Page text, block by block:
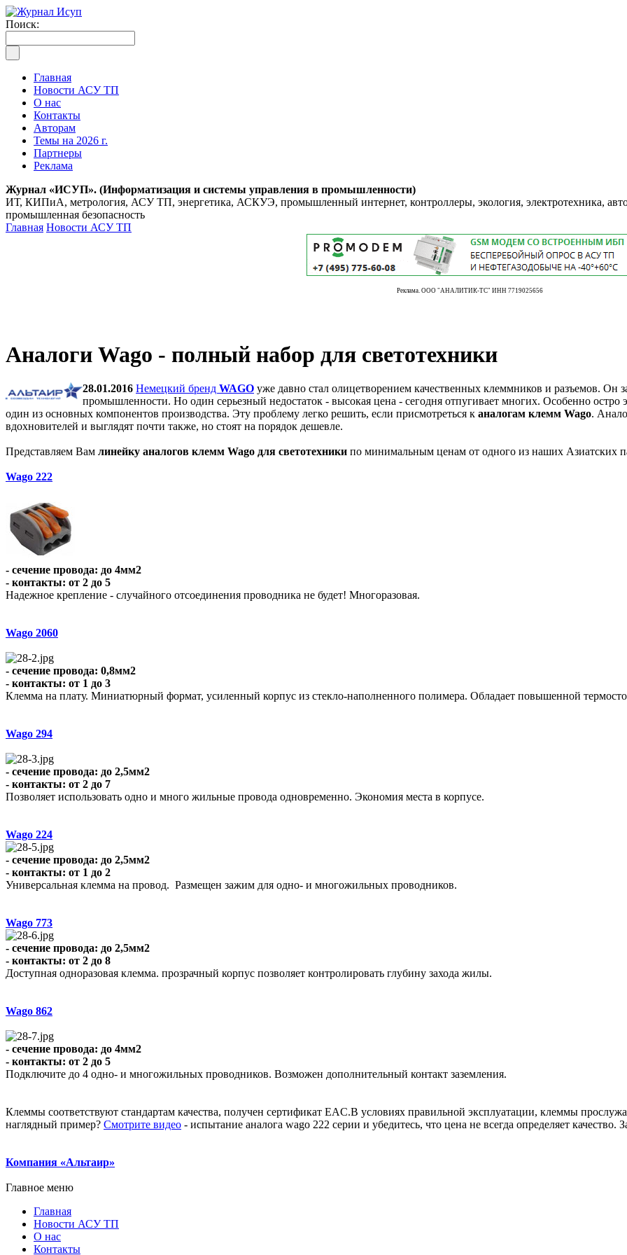
Поиск:
Главная
Новости АСУ ТП
О нас
Контакты
Авторам
Темы на 2026 г.
Партнеры
Реклама
Журнал «ИСУП». (Информатизация и системы управления в промышленности)
ИТ, КИПиА, метрология, АСУ ТП, энергетика, АСКУЭ, промышленный интернет, контроллеры, экология, электротехника,
промышленная безопасность
Главная Новости АСУ ТП
Реклама. ООО "АНАЛИТИК-ТС" ИНН 7719025656
Аналоги Wago - полный набор для cветотехники
28.01.2016 Немецкий бренд WAGO уже давно стал олицетворением качественных клеммников и разъемов. Он
промышленности. Но один серьезный недостаток - высокая цена - сегодня отпугивает многих. Особенно остро
один из основных компонентов производства. Эту проблему легко решить, если присмотреться к аналогам клемм Wago.
вдохновителей и выглядят почти также, но стоят на порядок дешевле.
Представляем Вам линейку аналогов клемм Wago для светотехники по минимальным ценам от одного из наших Азиатских
Wago 222
- сечение провода: до 4мм2
- контакты: от 2 до 5
Надежное крепление - случайного отсоединения проводника не будет! Многоразовая.
Wago 2060
- сечение провода: 0,8мм2
- контакты: от 1 до 3
Клемма на плату. Миниатюрный формат, усиленный корпус из стекло-наполненного полимера. Обладает повышенной
Wago 294
- сечение провода: до 2,5мм2
- контакты: от 2 до 7
Позволяет использовать одно и много жильные провода одновременно. Экономия места в корпусе.
Wago 224
- сечение провода: до 2,5мм2
- контакты: от 1 до 2
Универсальная клемма на провод. Размещен зажим для одно- и многожильных проводников.
Wago 773
- сечение провода: до 2,5мм2
- контакты: от 2 до 8
Доступная одноразовая клемма. прозрачный корпус позволяет контролировать глубину захода жилы.
Wago 862
- сечение провода: до 4мм2
- контакты: от 2 до 5
Подключите до 4 одно- и многожильных проводников. Возможен дополнительный контакт заземления.
Клеммы соответствуют стандартам качества, получен сертификат EAC.В условиях правильной эксплуатации, клеммы
наглядный пример? Смотрите видео - испытание аналога wago 222 серии и убедитесь, что цена не всегда определяет
Компания «Альтаир»
Главное меню
Главная
Новости АСУ ТП
О нас
Контакты